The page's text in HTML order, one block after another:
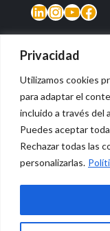
Privacidad
Utilizamos cookies
para adaptar el
incluido a través del
Puedes aceptar
Rechazar todas las
personalizarlas.
LinkedIn
© 2026
Aviso legal
Política